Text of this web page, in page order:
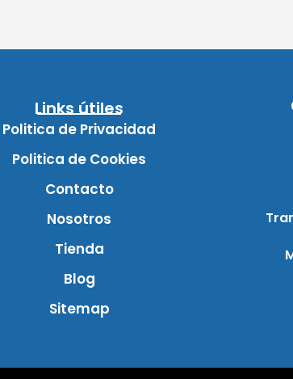
Links útiles
Politica de Privacidad
Politica de Cookies
Contacto
Nosotros
Tienda
Blog
Sitemap